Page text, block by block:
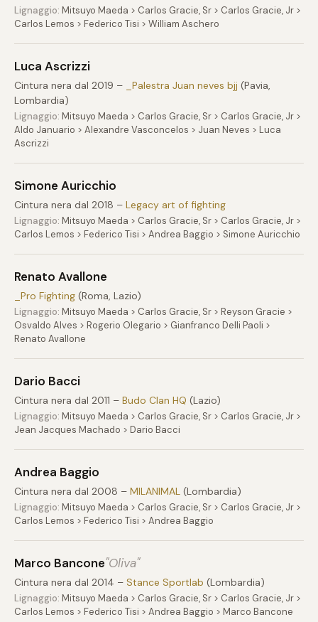
Lignaggio: Mitsuyo Maeda > Carlos Gracie, Sr > Carlos Gracie, Jr >
Carlos Lemos > Federico Tisi > William Aschero
Luca Ascrizzi
Cintura nera dal 2019 – _Palestra Juan neves bjj (Pavia,
Lombardia)
Lignaggio: Mitsuyo Maeda > Carlos Gracie, Sr > Carlos Gracie, Jr >
Aldo Januario > Alexandre Vasconcelos > Juan Neves > Luca
Ascrizzi
Simone Auricchio
Cintura nera dal 2018 – Legacy art of fighting
Lignaggio: Mitsuyo Maeda > Carlos Gracie, Sr > Carlos Gracie, Jr >
Carlos Lemos > Federico Tisi > Andrea Baggio > Simone Auricchio
Renato Avallone
_Pro Fighting (Roma, Lazio)
Lignaggio: Mitsuyo Maeda > Carlos Gracie, Sr > Reyson Gracie >
Osvaldo Alves > Rogerio Olegario > Gianfranco Delli Paoli >
Renato Avallone
Dario Bacci
Cintura nera dal 2011 – Budo Clan HQ (Lazio)
Lignaggio: Mitsuyo Maeda > Carlos Gracie, Sr > Carlos Gracie, Jr >
Jean Jacques Machado > Dario Bacci
Andrea Baggio
Cintura nera dal 2008 – MILANIMAL (Lombardia)
Lignaggio: Mitsuyo Maeda > Carlos Gracie, Sr > Carlos Gracie, Jr >
Carlos Lemos > Federico Tisi > Andrea Baggio
Marco Bancone"Oliva"
Cintura nera dal 2014 – Stance Sportlab (Lombardia)
Lignaggio: Mitsuyo Maeda > Carlos Gracie, Sr > Carlos Gracie, Jr >
Carlos Lemos > Federico Tisi > Andrea Baggio > Marco Bancone